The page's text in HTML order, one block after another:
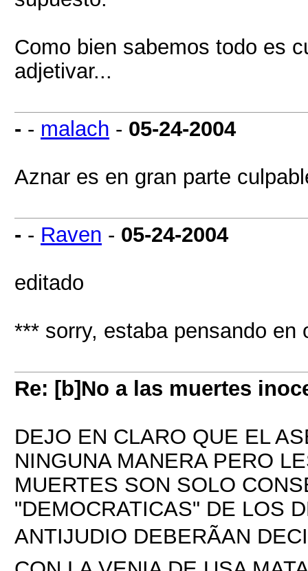
Como bien sabemos todo es
adjetivar...
- - malach - 05-24-2004
Aznar es en gran parte
- - Raven - 05-24-2004
editado
*** sorry, estaba pensando en
Re: [b]No a las muertes
DEJO EN CLARO QUE EL
NINGUNA MANERA PERO
MUERTES SON SOLO
"DEMOCRATICAS" DE LOS
ANTIJUDIO DEBERÃAN